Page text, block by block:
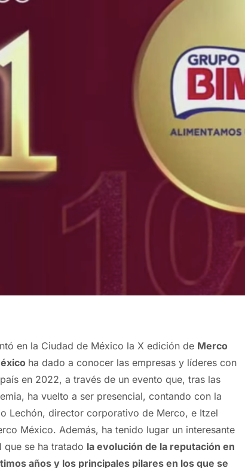
en la Ciudad de México la X edición de Merco
ha dado a conocer las empresas y líderes con
en 2022, a través de un evento que, tras las
ha vuelto a ser presencial, contando con la
Lechón, director corporativo de Merco, e Itzel
México. Además, ha tenido lugar un interesante
que se ha tratado la evolución de la reputación en
años y los principales pilares en los que se